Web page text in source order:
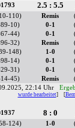
2.5 : 5.5
110) Remis
10) 0-1
44) 0-1
32) Remis
148) 1-0
14) 0-1
31) 0-1
45) Remis
22:14 Uhr
wurde bearbeitet] [
8 : 0
124) 1-0